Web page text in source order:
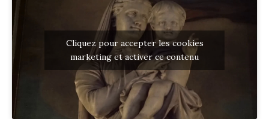
Cliquez pour accepter les cookies
marketing et activer ce contenu